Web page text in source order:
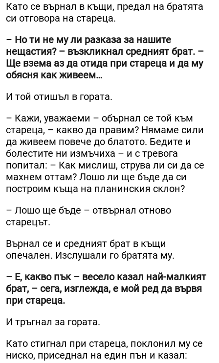
Като се върнал в къщи, предал на братята
си отговора на стареца.
– Но ти не му ли разказа за нашите
нещастия? – възкликнал средният брат. –
Ще взема аз да отида при стареца и да му
обясня как живеем…
И той отишъл в гората.
– Кажи, уважаеми – обърнал се той към
стареца, – какво да правим? Нямаме сили
да живеем повече до блатото. Бедите и
болестите ни измъчиха – и с тревога
попитал: – Как мислиш, струва ли си да се
махнем оттам? Лошо ли ще бъде да си
построим къща на планинския склон?
– Лошо ще бъде – отвърнал отново
старецът.
Върнал се и средният брат в къщи
опечален. Изслушали го братята му.
– Е, какво пък – весело казал най-малкият
брат, – сега, изглежда, е мой ред да вървя
при стареца.
И тръгнал за гората.
Като стигнал при стареца, поклонил му се
ниско, приседнал на един пън и казал: